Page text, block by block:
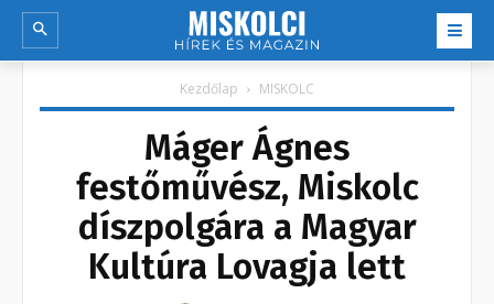
Kezdőlap MISKOLC
Máger Ágnes
festőművész, Miskolc
díszpolgára a Magyar
Kultúra Lovagja lett